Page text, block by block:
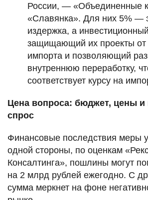
России, — «Объединенные
«Славянка». Для них 5% —
издержка, а
защищающий их проекты от
импорта и позволяющий
внутреннюю переработку,
соответствует курсу на
Цена вопроса: бюджет, цены
спрос
Финансовые последствия меры
одной стороны, по оценкам
Консалтинга», пошлины могут
на 2 млрд рублей ежегодно. С
сумма меркнет на фоне